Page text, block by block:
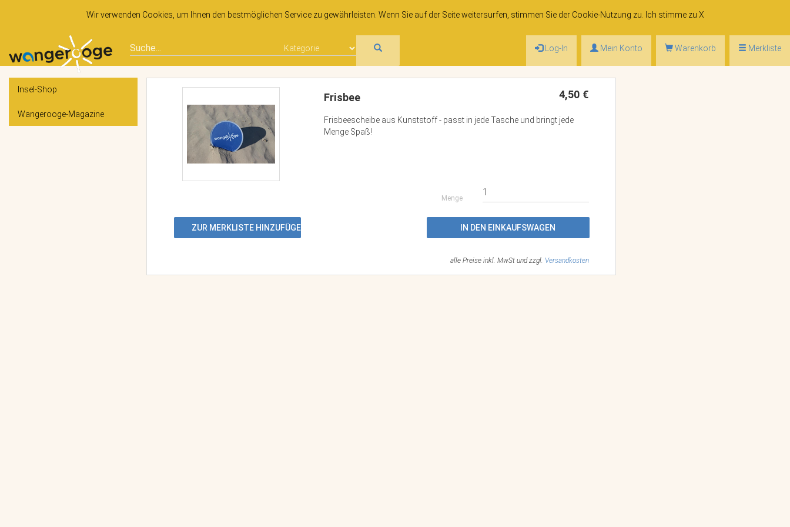
Wir verwenden Cookies, um Ihnen den bestmöglichen Service zu gewährleisten. Wenn Sie auf der Seite weitersurfen, stimmen Sie der Cookie-Nutzung zu. Ich stimme zu X
Log-In Mein Konto Warenkorb Merkliste
Insel-Shop
Wangerooge-Magazine
Frisbee 4,50 €
Frisbeescheibe aus Kunststoff - passt in jede Tasche und bringt jede
Menge Spaß!
Menge
IN DEN EINKAUFSWAGEN
ZUR MERKLISTE HINZUFÜGEN
alle Preise inkl. MwSt und zzgl. Versandkosten